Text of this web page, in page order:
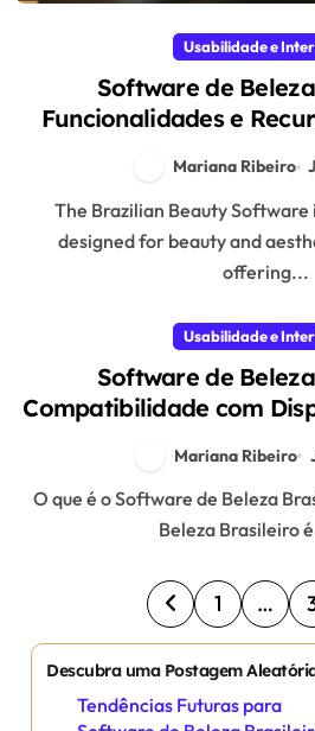
Usabilidade e
Software de
Funcionalidades e
Mariana Ribeiro
The Brazilian Beauty Software is a digital platform
designed for beauty and
offering...
Usabilidade e
Software de
Compatibilidade com
Mariana Ribeiro
O que é o Software de Beleza Brasileiro? O Software de
Beleza Brasileiro
P
o
s
1 …
Descubra uma Postagem
Tendências Futuras para